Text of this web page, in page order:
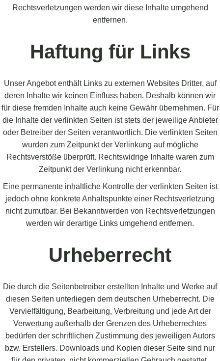
Rechtsverletzungen werden wir diese Inhalte umgehend
entfernen.
Haftung für Links
Unser Angebot enthält Links zu externen Websites Dritter, auf
deren Inhalte wir keinen Einfluss haben. Deshalb können wir
für diese fremden Inhalte auch keine Gewähr übernehmen. Für
die Inhalte der verlinkten Seiten ist stets der jeweilige Anbieter
oder Betreiber der Seiten verantwortlich. Die verlinkten Seiten
wurden zum Zeitpunkt der Verlinkung auf mögliche
Rechtsverstöße überprüft. Rechtswidrige Inhalte waren zum
Zeitpunkt der Verlinkung nicht erkennbar.
Eine permanente inhaltliche Kontrolle der verlinkten Seiten ist
jedoch ohne konkrete Anhaltspunkte einer Rechtsverletzung
nicht zumutbar. Bei Bekanntwerden von Rechtsverletzungen
werden wir derartige Links umgehend entfernen.
Urheberrecht
Die durch die Seitenbetreiber erstellten Inhalte und Werke auf
diesen Seiten unterliegen dem deutschen Urheberrecht. Die
Vervielfältigung, Bearbeitung, Verbreitung und jede Art der
Verwertung außerhalb der Grenzen des Urheberrechtes
bedürfen der schriftlichen Zustimmung des jeweiligen Autors
bzw. Erstellers. Downloads und Kopien dieser Seite sind nur